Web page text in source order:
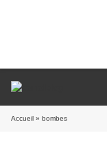
Accueil » bombes